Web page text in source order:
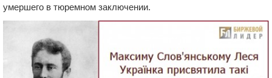
умершего в тюремном заключении.